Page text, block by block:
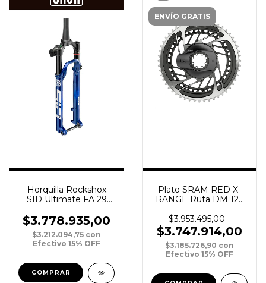
Horquilla Rockshox
SID Ultimate FA 29
Tapered 3P Crown A
$3.778.935,00
$3.212.094,75 con
Efectivo 15% OFF
ENVÍO GRATIS
Plato SRAM RED X-
RANGE Ruta DM 12v
52-39T GREY Con
Descarrilador
$3.953.495,00
$3.747.914,00
$3.185.726,90 con
Efectivo 15% OFF